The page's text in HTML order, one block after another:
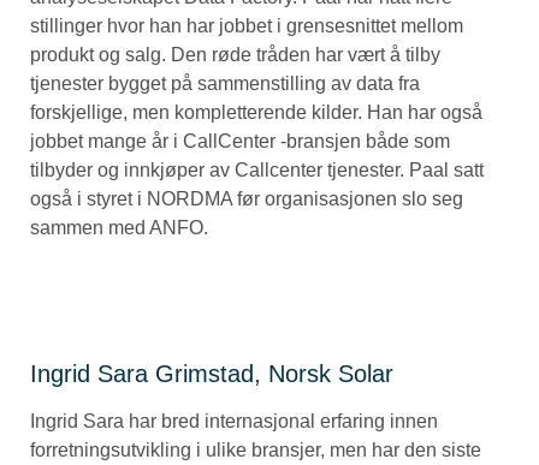
stillinger hvor han har jobbet i grensesnittet mellom
produkt og salg. Den røde tråden har vært å tilby
tjenester bygget på sammenstilling av data fra
forskjellige, men kompletterende kilder. Han har også
jobbet mange år i CallCenter -bransjen både som
tilbyder og innkjøper av Callcenter tjenester. Paal satt
også i styret i NORDMA før organisasjonen slo seg
sammen med ANFO.
Ingrid Sara Grimstad, Norsk Solar
Ingrid Sara har bred internasjonal erfaring innen
forretningsutvikling i ulike bransjer, men har den siste